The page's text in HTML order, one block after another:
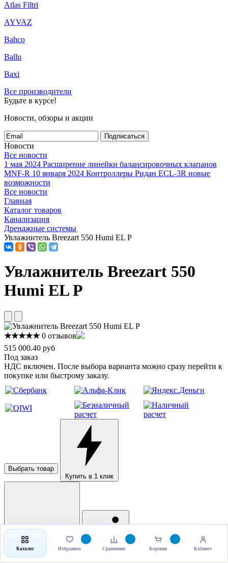
Atlas Filtri
AYVAZ
Bahco
Ballu
Baxi
Все производители
Будьте в курсе!
Новости, обзоры и акции
Подписаться
Новости
Все новости
1 мая 2024 Расширение линейки балансировочных клапанов
MNF-R 10 января 2024 Контроллеры Ридан ECL-3R новые
возможности
Все новости
Главная
Каталог товаров
Канализация
Дренажные системы
Увлажнитель Breezart 550 Humi EL P
Увлажнитель Breezart 550
Humi EL P
★★★★★ 0 отзывов
515 000.40 руб
Под заказ
НДС включен. После выбора варианта можно сразу перейти к
покупке или быстрому заказу.
Выбрать товар
Купить в 1 клик
Рассчитать доставку
Каталог Избранное Сравнение Корзина Кабинет